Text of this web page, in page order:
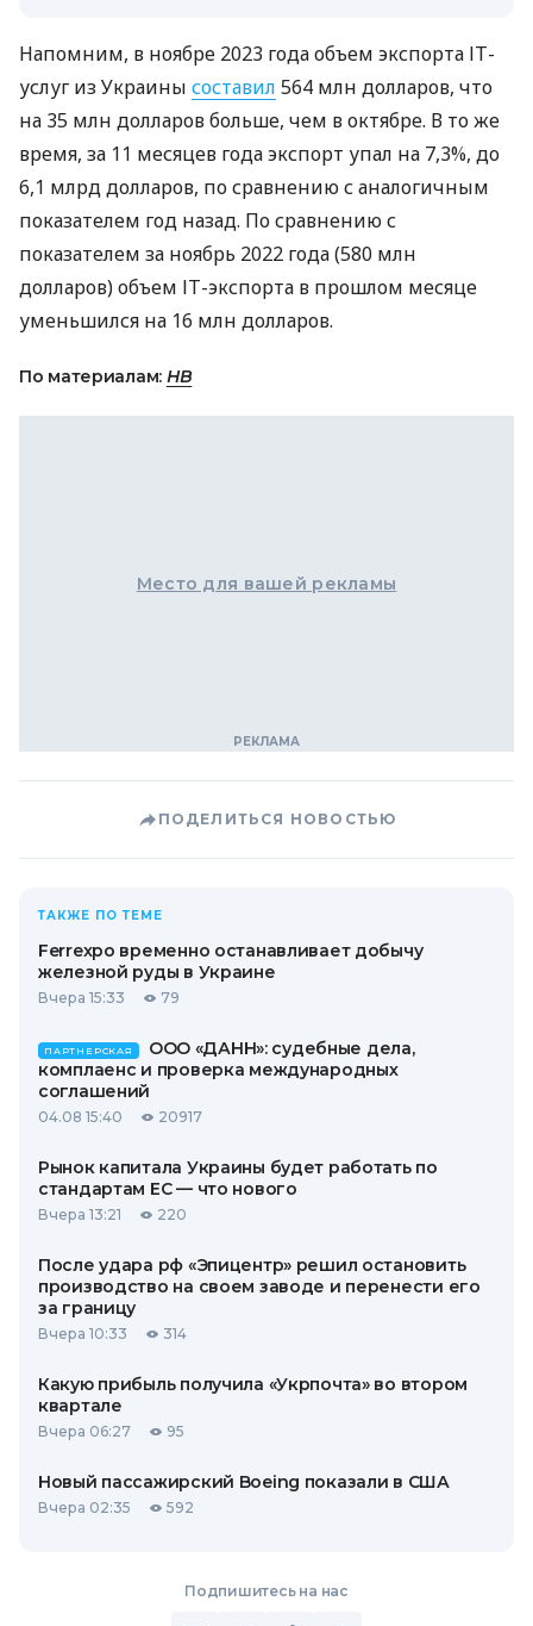
Напомним, в ноябре 2023 года объем экспорта ІТ-
услуг из Украины составил 564 млн долларов, что
на 35 млн долларов больше, чем в октябре. В то же
время, за 11 месяцев года экспорт упал на 7,3%, до
6,1 млрд долларов, по сравнению с аналогичным
показателем год назад. По сравнению с
показателем за ноябрь 2022 года (580 млн
долларов) объем ІТ-экспорта в прошлом месяце
уменьшился на 16 млн долларов.
По материалам: НВ
Место для вашей рекламы
ПОДЕЛИТЬСЯ НОВОСТЬЮ
ТАКЖЕ ПО ТЕМЕ
Ferrexpo временно останавливает добычу
железной руды в Украине
Вчера 15:33 79
ПАРТНЕРСКАЯ
ООО «ДАНН»: судебные дела,
комплаенс и проверка международных
соглашений
04.08 15:40 20917
Рынок капитала Украины будет работать по
стандартам ЕС — что нового
Вчера 13:21 220
После удара рф «Эпицентр» решил остановить
производство на своем заводе и перенести его
за границу
Вчера 10:33 314
Какую прибыль получила «Укрпочта» во втором
квартале
Вчера 06:27 95
Новый пассажирский Boeing показали в США
Вчера 02:35 592
Подпишитесь на нас